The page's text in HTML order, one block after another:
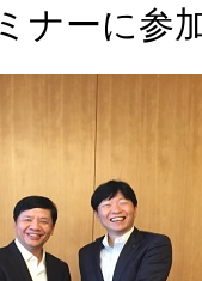
ナーに参